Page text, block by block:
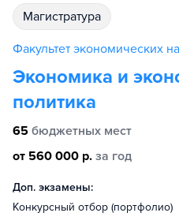
магистратура
Факультет экономических
Экономика и
политика
65 бюджетных мест
от 560 000 р. за год
Доп. экзамены:
Конкурсный отбор (портфолио)